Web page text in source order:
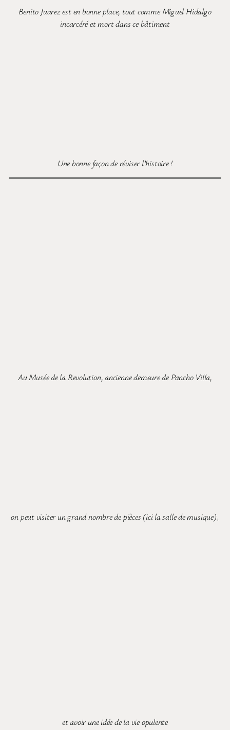
Benito Juarez est en bonne place, tout comme Miguel Hidalgo
incarcéré et mort dans ce bâtiment
Une bonne façon de réviser l’histoire !
Au Musée de la Revolution, ancienne demeure de Pancho Villa,
on peut visiter un grand nombre de pièces (ici la salle de musique),
et avoir une idée de la vie opulente